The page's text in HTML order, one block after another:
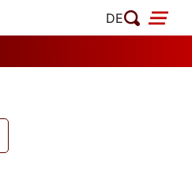
DE